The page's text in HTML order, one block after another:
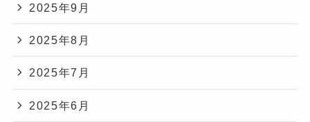
2025年9月
2025年8月
2025年7月
2025年6月